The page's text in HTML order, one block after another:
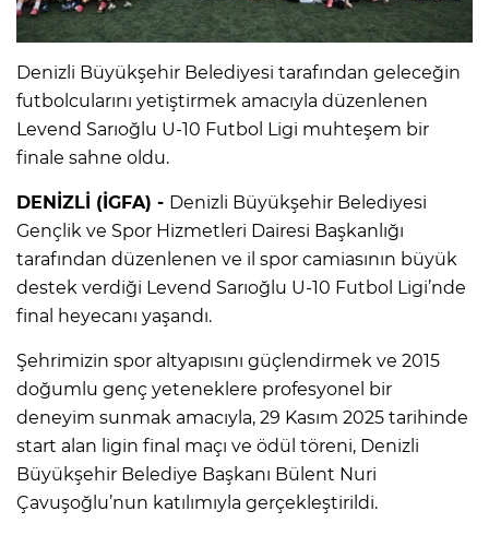
Denizli Büyükşehir Belediyesi tarafından geleceğin
futbolcularını yetiştirmek amacıyla düzenlenen
Levend Sarıoğlu U-10 Futbol Ligi muhteşem bir
finale sahne oldu.
DENİZLİ (İGFA) - Denizli Büyükşehir Belediyesi
Gençlik ve Spor Hizmetleri Dairesi Başkanlığı
tarafından düzenlenen ve il spor camiasının büyük
destek verdiği Levend Sarıoğlu U-10 Futbol Ligi’nde
final heyecanı yaşandı.
Şehrimizin spor altyapısını güçlendirmek ve 2015
doğumlu genç yeteneklere profesyonel bir
deneyim sunmak amacıyla, 29 Kasım 2025 tarihinde
start alan ligin final maçı ve ödül töreni, Denizli
Büyükşehir Belediye Başkanı Bülent Nuri
Çavuşoğlu’nun katılımıyla gerçekleştirildi.